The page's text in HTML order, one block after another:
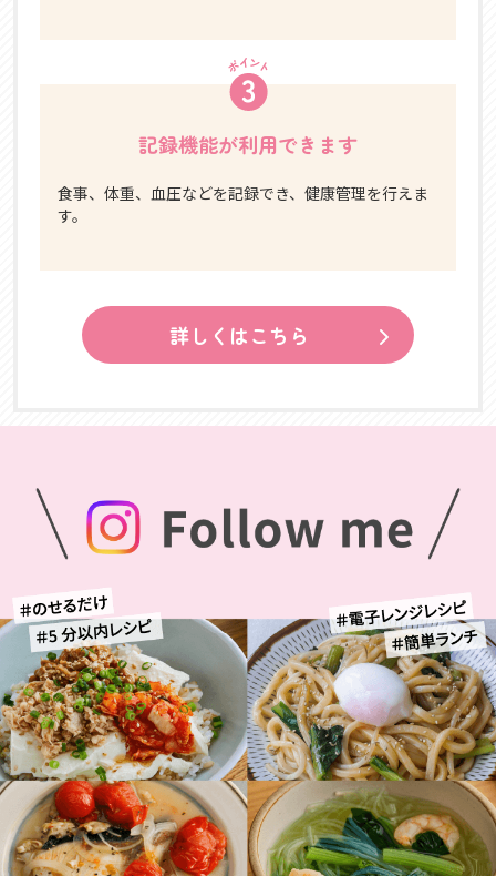
記録機能が利用できます
食事、体重、血圧などを記録でき、健康管理を行えま
す。
詳しくはこちら